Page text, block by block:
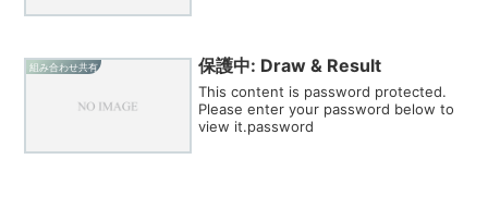
組み合わせ共有 保護中: Draw & Result
This content is password protected.
Please enter your password below to
view it.password